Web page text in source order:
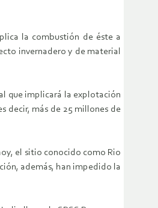
la combustión de éste a
invernadero y de material
que implicará la explotación
decir, más de 25 millones de
el sitio conocido como Rio
además, han impedido la